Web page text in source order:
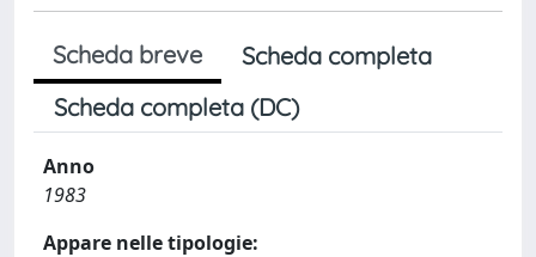
Scheda breve
Scheda completa
Scheda completa (DC)
Anno
1983
Appare nelle tipologie: